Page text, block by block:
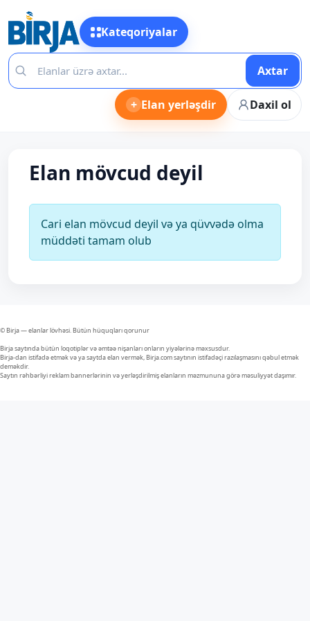
Kateqoriyalar
Axtar
+ Elan yerləşdir Daxil ol
Elan mövcud deyil
Cari elan mövcud deyil və ya qüvvədə olma
müddəti tamam olub
© Birja — elanlar lövhəsi. Bütün hüquqları qorunur
Birja saytında bütün loqotiplər və əmtəə nişanları onların yiyələrinə məxsusdur.
Birja-dan istifadə etmək və ya saytda elan vermək, Birja.com saytının istifadəçi razılaşmasını qəbul etmək
deməkdir.
Saytın rəhbərliyi reklam bannerlərinin və yerləşdirilmiş elanların məzmununa görə məsuliyyət daşımır.